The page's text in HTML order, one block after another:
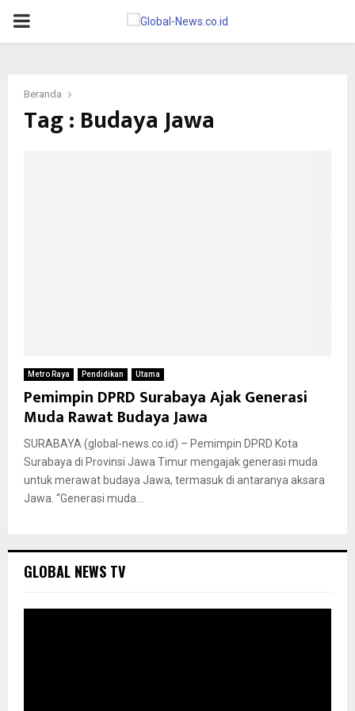
PRIMARY
Beranda
Tag : Budaya Jawa
Metro Raya Pendidikan Utama
Pemimpin DPRD Surabaya Ajak Generasi
Muda Rawat Budaya Jawa
SURABAYA (global-news.co.id) – Pemimpin DPRD Kota
Surabaya di Provinsi Jawa Timur mengajak generasi muda
untuk merawat budaya Jawa, termasuk di antaranya aksara
Jawa. “Generasi muda...
GLOBAL NEWS TV